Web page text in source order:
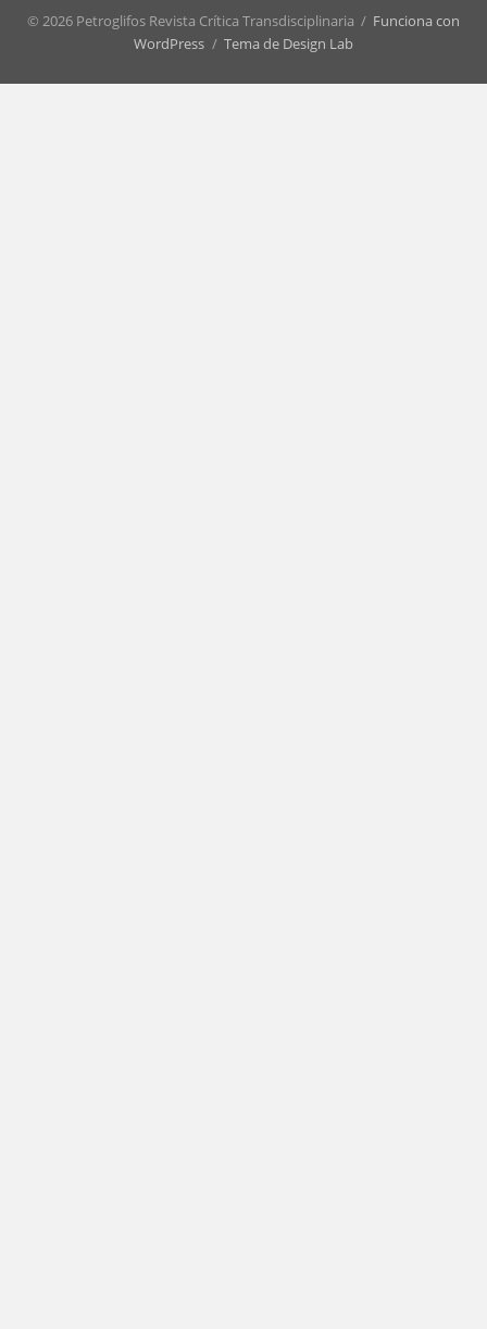
© 2026 Petroglifos Revista Crítica Transdisciplinaria / Funciona con
WordPress / Tema de Design Lab